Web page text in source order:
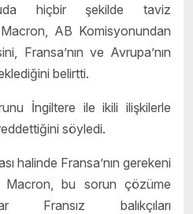
hiçbir şekilde taviz
AB Komisyonundan
Fransa’nın ve Avrupa’nın
belirtti.
İngiltere ile ikili ilişkilerle
söyledi.
halinde Fransa’nın gerekeni
Macron, bu sorun çözüme
Fransız balıkçıları